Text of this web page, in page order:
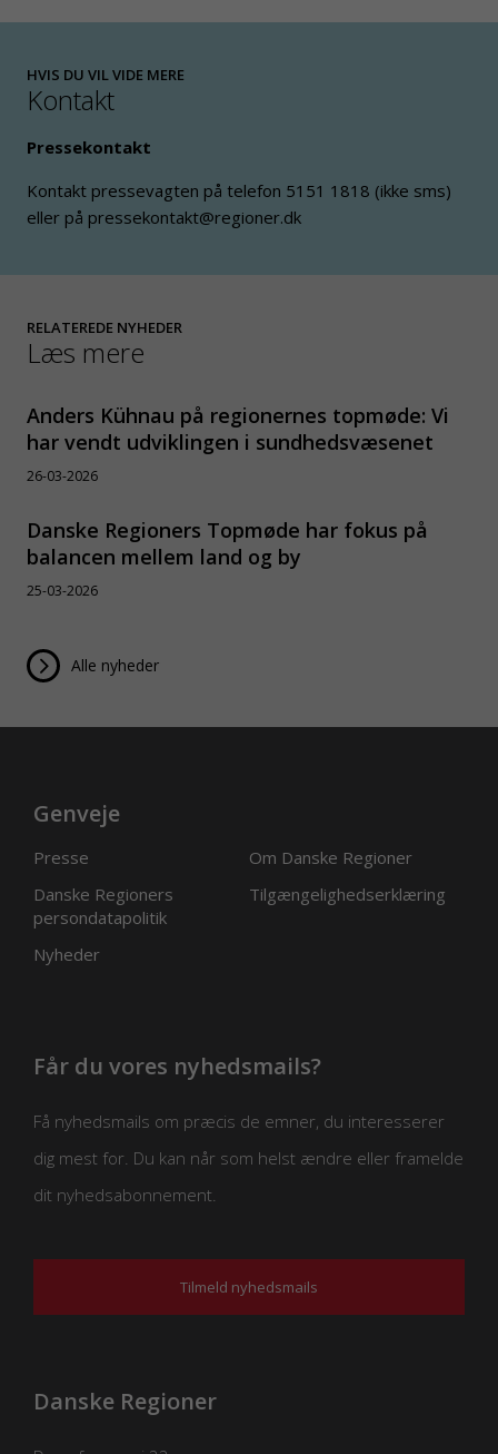
HVIS DU VIL VIDE MERE
Kontakt
Pressekontakt
Kontakt pressevagten på telefon 5151 1818 (ikke sms)
eller på pressekontakt@regioner.dk
RELATEREDE NYHEDER
Læs mere
Anders Kühnau på regionernes topmøde: Vi
har vendt udviklingen i sundhedsvæsenet
26-03-2026
Danske Regioners Topmøde har fokus på
balancen mellem land og by
25-03-2026
Alle nyheder
Genveje
Presse
Om Danske Regioner
Danske Regioners
persondatapolitik
Tilgængelighedserklæring
Nyheder
Får du vores nyhedsmails?
Få nyhedsmails om præcis de emner, du interesserer
dig mest for. Du kan når som helst ændre eller framelde
dit nyhedsabonnement.
Tilmeld nyhedsmails
Danske Regioner